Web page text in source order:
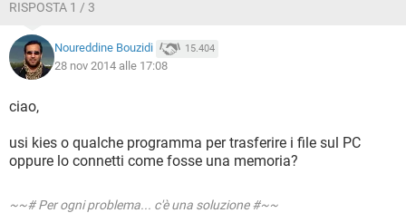
RISPOSTA 1 / 3
Noureddine Bouzidi 15.404
28 nov 2014 alle 17:08
ciao,
usi kies o qualche programma per trasferire i file sul PC
oppure lo connetti come fosse una memoria?
~~# Per ogni problema... c'è una soluzione #~~